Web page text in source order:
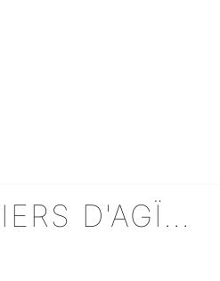
LES HÉRITIERS D'AGÏONE